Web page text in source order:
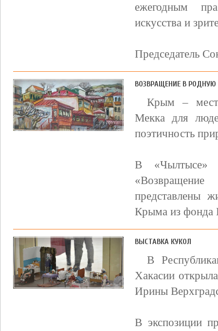
ежегодным
искусства и
Председатель
ВОЗВРАЩЕНИЕ В РОДНУЮ
Крым –
Мекка для
поэтичность
В «Чылтысе»
представлены
Крыма из фонда
ВЫСТАВКА КУКОЛ
В
Хакасии
Ирины
В экспозиции